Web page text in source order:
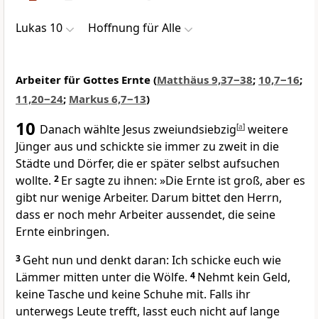
Lukas 10 Hoffnung für Alle
Arbeiter für Gottes Ernte (Matthäus 9,37‒38; 10,7‒16;
11,20‒24; Markus 6,7‒13)
10 Danach wählte Jesus zweiundsiebzig[a] weitere
Jünger aus und schickte sie immer zu zweit in die
Städte und Dörfer, die er später selbst aufsuchen
wollte. 2 Er sagte zu ihnen: »Die Ernte ist groß, aber es
gibt nur wenige Arbeiter. Darum bittet den Herrn,
dass er noch mehr Arbeiter aussendet, die seine
Ernte einbringen.
3 Geht nun und denkt daran: Ich schicke euch wie
Lämmer mitten unter die Wölfe. 4 Nehmt kein Geld,
keine Tasche und keine Schuhe mit. Falls ihr
unterwegs Leute trefft, lasst euch nicht auf lange